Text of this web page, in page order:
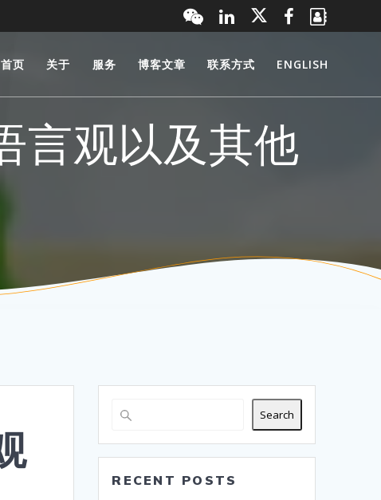
首页 关于 服务 博客文章 联系方式 ENGLISH
观以及其他
Search
RECENT POSTS